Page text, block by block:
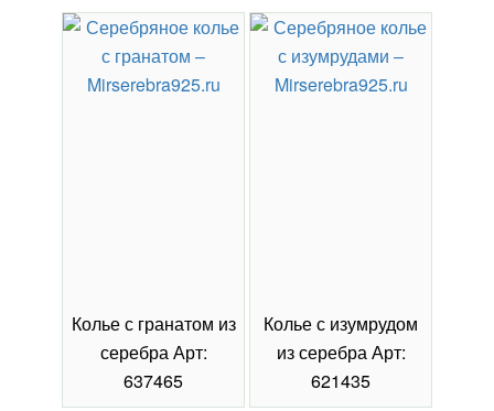
Колье с гранатом из
серебра Арт:
637465
Колье с изумрудом
из серебра Арт:
621435